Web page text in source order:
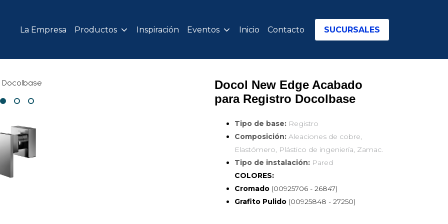
La Empresa Productos Inspiración Eventos Inicio Contacto SUCURSALES
Docol New Edge Acabado
para Registro Docolbase
Tipo de base: Registro
Composición: Aleaciones de cobre,
Elastómero, Plástico de ingeniería, Zamac.
Tipo de instalación: Pared
COLORES:
Cromado (00925706 - 26847)
Grafito Pulido (00925848 - 27250)